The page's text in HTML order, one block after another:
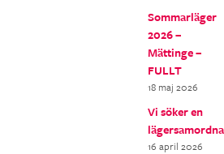
Sommarläger
2026 –
Mättinge –
FULLT
18 maj 2026
Vi söker en
16 april 2026